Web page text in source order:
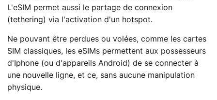
L'eSIM permet aussi le partage de connexion
(tethering) via l'activation d'un hotspot.
Ne pouvant être perdues ou volées, comme les cartes
SIM classiques, les eSIMs permettent aux possesseurs
d'Iphone (ou d'appareils Android) de se connecter à
une nouvelle ligne, et ce, sans aucune manipulation
physique.